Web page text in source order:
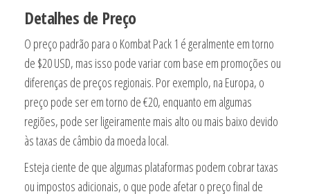
Detalhes de Preço
O preço padrão para o Kombat Pack 1 é geralmente em torno
de $20 USD, mas isso pode variar com base em promoções ou
diferenças de preços regionais. Por exemplo, na Europa, o
preço pode ser em torno de €20, enquanto em algumas
regiões, pode ser ligeiramente mais alto ou mais baixo devido
às taxas de câmbio da moeda local.
Esteja ciente de que algumas plataformas podem cobrar taxas
ou impostos adicionais, o que pode afetar o preço final de